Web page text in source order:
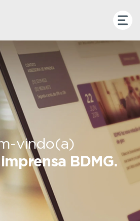
vindo(a)
BDMG.